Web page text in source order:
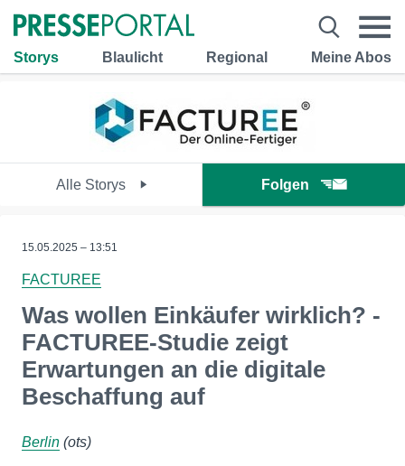
Storys Blaulicht Regional Meine Abos
Alle Storys Folgen
15.05.2025 – 13:51
FACTUREE
Was wollen Einkäufer wirklich? -
FACTUREE-Studie zeigt
Erwartungen an die digitale
Beschaffung auf
Berlin (ots)